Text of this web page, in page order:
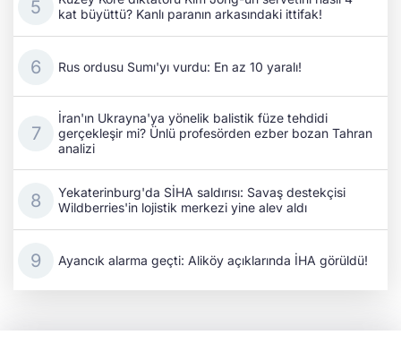
kat büyüttü? Kanlı paranın arkasındaki ittifak!
Rus ordusu Sumı'yı vurdu: En az 10 yaralı!
İran'ın Ukrayna'ya yönelik balistik füze tehdidi
gerçekleşir mi? Ünlü profesörden ezber bozan Tahran
analizi
Yekaterinburg'da SİHA saldırısı: Savaş destekçisi
Wildberries'in lojistik merkezi yine alev aldı
Ayancık alarma geçti: Aliköy açıklarında İHA görüldü!